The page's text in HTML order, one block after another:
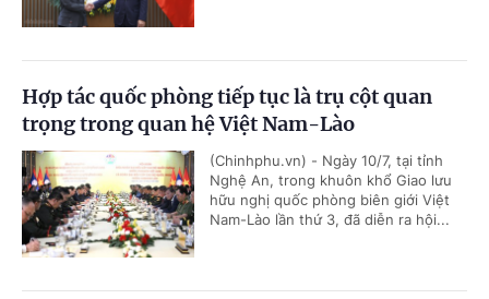
Hợp tác quốc phòng tiếp tục là trụ cột quan
trọng trong quan hệ Việt Nam-Lào
(Chinhphu.vn) - Ngày 10/7, tại tỉnh
Nghệ An, trong khuôn khổ Giao lưu
hữu nghị quốc phòng biên giới Việt
Nam-Lào lần thứ 3, đã diễn ra hội...